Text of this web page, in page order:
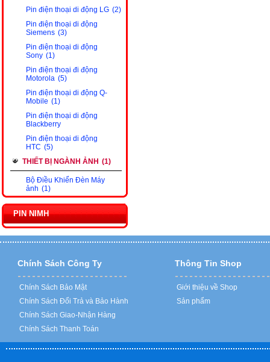
Pin điện thoại di động LG (2)
Pin điện thoại di động
Siemens (3)
Pin điện thoại di động
Sony (1)
Pin điện thoại đi động
Motorola (5)
Pin điện thoại di động Q-
Mobile (1)
Pin điện thoại di động
Blackberry
Pin điện thoại di động
HTC (5)
THIẾT BỊ NGÀNH ẢNH (1)
Bộ Điều Khiển Đèn Máy
ảnh (1)
PIN NIMH
Chính Sách Công Ty
Chính Sách Bảo Mật
Chính Sách Đổi Trả và Bảo Hành
Chính Sách Giao-Nhận Hàng
Chính Sách Thanh Toán
Thông Tin Shop
Giới thiệu về Shop
Sản phẩm